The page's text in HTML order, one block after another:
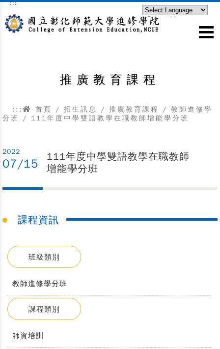
跳到主要內容區塊
:::
Powered by
推廣教育課程
::: 首頁 / 招生訊息 / 推廣教育課程 / 教師進修學
分班
/ 111年度中學雙語教學在職教師增能學分班
2022
07/15
111年度中學雙語教學在職教師
增能學分班
課程資訊
班級類別
教師進修學分班
課程類別
師資培訓